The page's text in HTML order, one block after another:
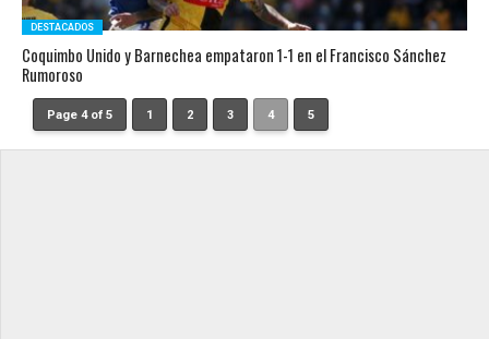
DESTACADOS
Coquimbo Unido y Barnechea empataron 1-1 en el Francisco Sánchez
Rumoroso
Page 4 of 5 1 2 3 4 5